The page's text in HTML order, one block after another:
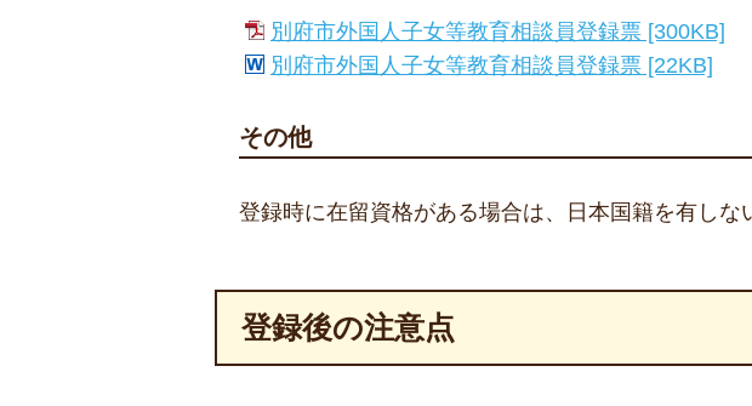
別府市外国人子女等教育相談員登録票 [300KB]
別府市外国人子女等教育相談員登録票 [22KB]
その他
登録時に在留資格がある場合は、日本国籍を有しな
登録後の注意点